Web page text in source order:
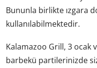
Bununla birlikte ızgara
kullanılabilmektedir.
Kalamazoo Grill, 3
barbekü partilerinizde